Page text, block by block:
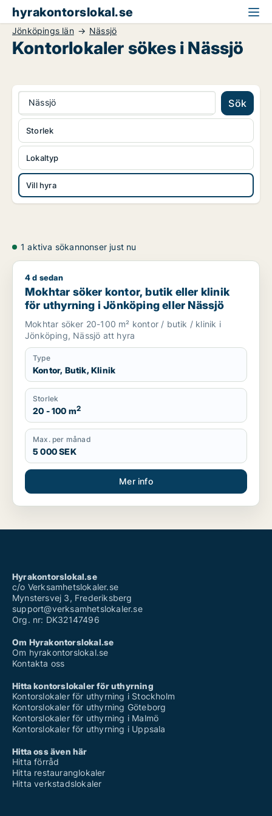
hyrakontorslokal.se
Jönköpings län Nässjö
Kontorlokaler sökes i Nässjö
Nässjö Sök
Lokaltyp
Vill hyra
Storlek
1 aktiva sökannonser just nu
Mokhtar söker kontor, butik eller klinik för uthyrning i
4 d sedan
Mokhtar söker kontor, butik eller klinik
för uthyrning i Jönköping eller Nässjö
Mokhtar söker 20-100 m² kontor / butik / klinik i
Jönköping, Nässjö att hyra
Type
Kontor, Butik, Klinik
Storlek
20 - 100 m2
Max. per månad
5 000 SEK
Mer info
Hyrakontorslokal.se
c/o Verksamhetslokaler.se
Mynstersvej 3, Frederiksberg
support@verksamhetslokaler.se
Org. nr: DK32147496
Om Hyrakontorslokal.se
Om hyrakontorslokal.se
Kontakta oss
Hitta kontorslokaler för uthyrning
Kontorslokaler för uthyrning i Stockholm
Kontorslokaler för uthyrning Göteborg
Kontorslokaler för uthyrning i Malmö
Kontorslokaler för uthyrning i Uppsala
Hitta oss även här
Hitta förråd
Hitta restauranglokaler
Hitta verkstadslokaler